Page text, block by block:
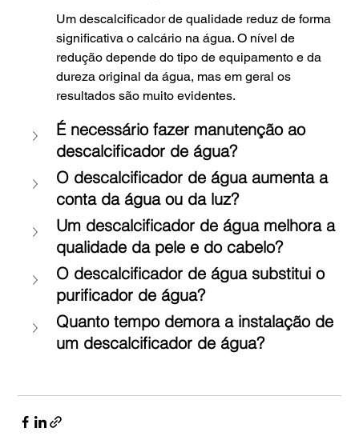
Um descalcificador de qualidade reduz de forma
significativa o calcário na água. O nível de
redução depende do tipo de equipamento e da
dureza original da água, mas em geral os
resultados são muito evidentes.
É necessário fazer manutenção ao
descalcificador de água?
O descalcificador de água aumenta a
conta da água ou da luz?
Um descalcificador de água melhora a
qualidade da pele e do cabelo?
O descalcificador de água substitui o
purificador de água?
Quanto tempo demora a instalação de
um descalcificador de água?